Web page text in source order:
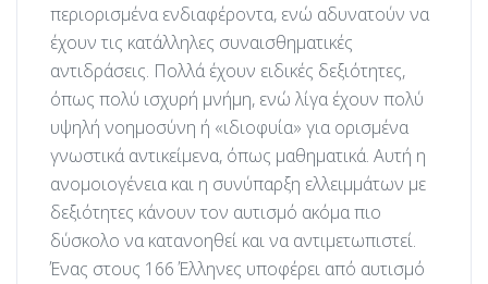
περιορισμένα ενδιαφέροντα, ενώ αδυνατούν να
έχουν τις κατάλληλες συναισθηματικές
αντιδράσεις. Πολλά έχουν ειδικές δεξιότητες,
όπως πολύ ισχυρή μνήμη, ενώ λίγα έχουν πολύ
υψηλή νοημοσύνη ή «ιδιοφυία» για ορισμένα
γνωστικά αντικείμενα, όπως μαθηματικά. Αυτή η
ανομοιογένεια και η συνύπαρξη ελλειμμάτων με
δεξιότητες κάνουν τον αυτισμό ακόμα πιο
δύσκολο να κατανοηθεί και να αντιμετωπιστεί.
Ένας στους 166 Έλληνες υποφέρει από αυτισμό